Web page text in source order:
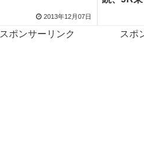
2013年12月07日
スポンサーリンク スポ